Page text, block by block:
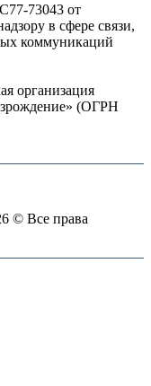
73043 от
в сфере связи,
коммуникаций
организация
(ОГРН
© Все права